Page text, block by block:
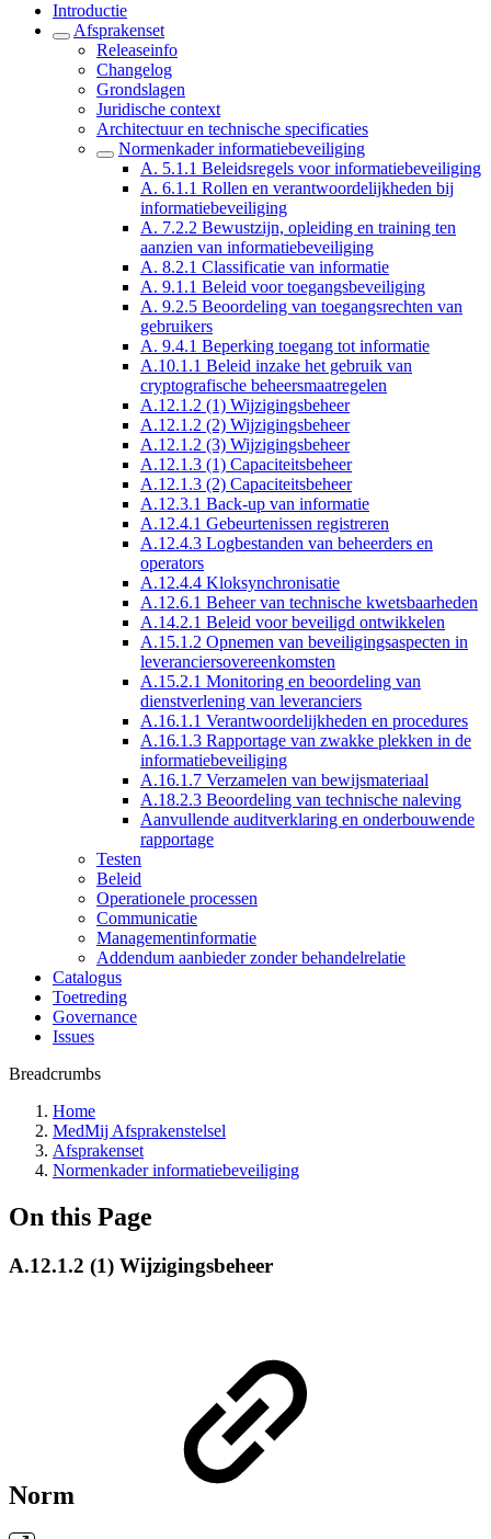
Introductie
Afsprakenset
Releaseinfo
Changelog
Grondslagen
Juridische context
Architectuur en technische specificaties
Normenkader informatiebeveiliging
A. 5.1.1 Beleidsregels voor informatiebeveiliging
A. 6.1.1 Rollen en verantwoordelijkheden bij
informatiebeveiliging
A. 7.2.2 Bewustzijn, opleiding en training ten
aanzien van informatiebeveiliging
A. 8.2.1 Classificatie van informatie
A. 9.1.1 Beleid voor toegangsbeveiliging
A. 9.2.5 Beoordeling van toegangsrechten van
gebruikers
A. 9.4.1 Beperking toegang tot informatie
A.10.1.1 Beleid inzake het gebruik van
cryptografische beheersmaatregelen
A.12.1.2 (1) Wijzigingsbeheer
A.12.1.2 (2) Wijzigingsbeheer
A.12.1.2 (3) Wijzigingsbeheer
A.12.1.3 (1) Capaciteitsbeheer
A.12.1.3 (2) Capaciteitsbeheer
A.12.3.1 Back-up van informatie
A.12.4.1 Gebeurtenissen registreren
A.12.4.3 Logbestanden van beheerders en
operators
A.12.4.4 Kloksynchronisatie
A.12.6.1 Beheer van technische kwetsbaarheden
A.14.2.1 Beleid voor beveiligd ontwikkelen
A.15.1.2 Opnemen van beveiligingsaspecten in
leveranciersovereenkomsten
A.15.2.1 Monitoring en beoordeling van
dienstverlening van leveranciers
A.16.1.1 Verantwoordelijkheden en procedures
A.16.1.3 Rapportage van zwakke plekken in de
informatiebeveiliging
A.16.1.7 Verzamelen van bewijsmateriaal
A.18.2.3 Beoordeling van technische naleving
Aanvullende auditverklaring en onderbouwende
rapportage
Testen
Beleid
Operationele processen
Communicatie
Managementinformatie
Addendum aanbieder zonder behandelrelatie
Catalogus
Toetreding
Governance
Issues
Breadcrumbs
Home
MedMij Afsprakenstelsel
Afsprakenset
Normenkader informatiebeveiliging
On this Page
A.12.1.2 (1) Wijzigingsbeheer
Norm